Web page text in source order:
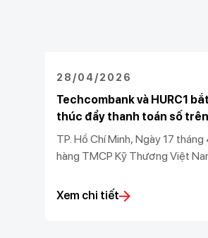
28/04/2026
Techcombank và HURC1
thúc đẩy thanh toán số
TP. Hồ Chí Minh, Ngày 17
hàng TMCP Kỹ Thương Việt
chính thức ký kết thỏa thuận
ra bước tiến mới trong việc đưa
Xem chi tiết